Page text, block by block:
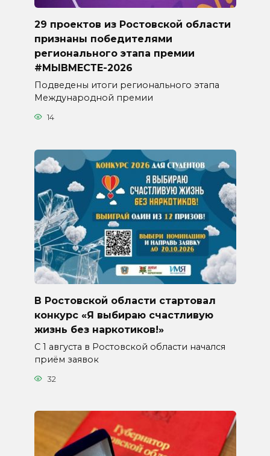
29 проектов из Ростовской области
признаны победителями
регионального этапа премии
#МЫВМЕСТЕ-2026
Подведены итоги регионального этапа
Международной премии
14
В Ростовской области стартовал
конкурс «Я выбираю счастливую
жизнь без наркотиков!»
С 1 августа в Ростовской области начался
приём заявок
32